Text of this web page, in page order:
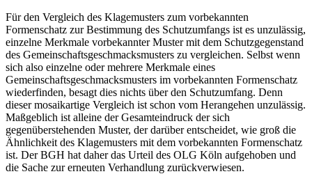
Für den Vergleich des Klagemusters zum vorbekannten
Formenschatz zur Bestimmung des Schutzumfangs ist es unzulässig,
einzelne Merkmale vorbekannter Muster mit dem Schutzgegenstand
des Gemeinschaftsgeschmacksmusters zu vergleichen. Selbst wenn
sich also einzelne oder mehrere Merkmale eines
Gemeinschaftsgeschmacksmusters im vorbekannten Formenschatz
wiederfinden, besagt dies nichts über den Schutzumfang. Denn
dieser mosaikartige Vergleich ist schon vom Herangehen unzulässig.
Maßgeblich ist alleine der Gesamteindruck der sich
gegenüberstehenden Muster, der darüber entscheidet, wie groß die
Ähnlichkeit des Klagemusters mit dem vorbekannten Formenschatz
ist. Der BGH hat daher das Urteil des OLG Köln aufgehoben und
die Sache zur erneuten Verhandlung zurückverwiesen.